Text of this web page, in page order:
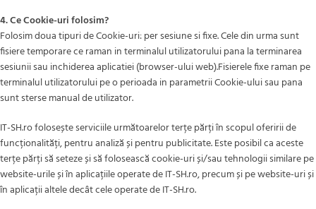
4. Ce Cookie-uri folosim?
Folosim doua tipuri de Cookie-uri: per sesiune si fixe. Cele din urma sunt
fisiere temporare ce raman in terminalul utilizatorului pana la terminarea
sesiunii sau inchiderea aplicatiei (browser-ului web).Fisierele fixe raman pe
terminalul utilizatorului pe o perioada in parametrii Cookie-ului sau pana
sunt sterse manual de utilizator.
IT-SH.ro folosește serviciile următoarelor terțe părți în scopul oferirii de
funcționalități, pentru analiză și pentru publicitate. Este posibil ca aceste
terțe părți să seteze și să folosească cookie-uri și/sau tehnologii similare pe
website-urile și în aplicațiile operate de IT-SH.ro, precum și pe website-uri și
în aplicații altele decât cele operate de IT-SH.ro.